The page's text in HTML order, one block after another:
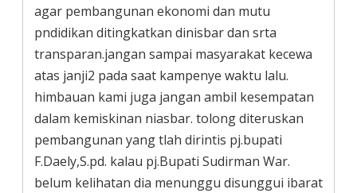
agar pembangunan ekonomi dan mutu
pndidikan ditingkatkan dinisbar dan srta
transparan.jangan sampai masyarakat kecewa
atas janji2 pada saat kampenye waktu lalu.
himbauan kami juga jangan ambil kesempatan
dalam kemiskinan niasbar. tolong diteruskan
pembangunan yang tlah dirintis pj.bupati
F.Daely,S.pd. kalau pj.Bupati Sudirman War.
belum kelihatan dia menunggu disunggui ibarat